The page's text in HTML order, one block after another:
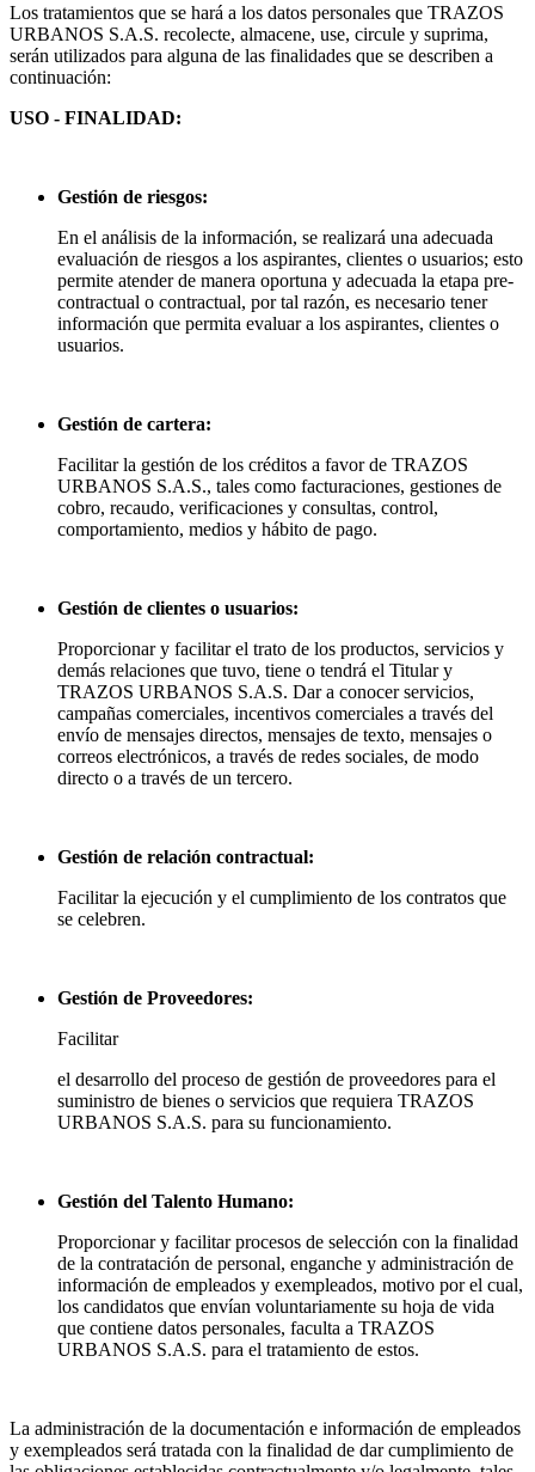
Los tratamientos que se hará a los datos personales que TRAZOS
URBANOS S.A.S. recolecte, almacene, use, circule y suprima,
serán utilizados para alguna de las finalidades que se describen a
continuación:
USO - FINALIDAD:
Gestión de riesgos:
En el análisis de la información, se realizará una adecuada
evaluación de riesgos a los aspirantes, clientes o usuarios; esto
permite atender de manera oportuna y adecuada la etapa pre-
contractual o contractual, por tal razón, es necesario tener
información que permita evaluar a los aspirantes, clientes o
usuarios.
Gestión de cartera:
Facilitar la gestión de los créditos a favor de TRAZOS
URBANOS S.A.S., tales como facturaciones, gestiones de
cobro, recaudo, verificaciones y consultas, control,
comportamiento, medios y hábito de pago.
Gestión de clientes o usuarios:
Proporcionar y facilitar el trato de los productos, servicios y
demás relaciones que tuvo, tiene o tendrá el Titular y
TRAZOS URBANOS S.A.S. Dar a conocer servicios,
campañas comerciales, incentivos comerciales a través del
envío de mensajes directos, mensajes de texto, mensajes o
correos electrónicos, a través de redes sociales, de modo
directo o a través de un tercero.
Gestión de relación contractual:
Facilitar la ejecución y el cumplimiento de los contratos que
se celebren.
Gestión de Proveedores:
Facilitar
el desarrollo del proceso de gestión de proveedores para el
suministro de bienes o servicios que requiera TRAZOS
URBANOS S.A.S. para su funcionamiento.
Gestión del Talento Humano:
Proporcionar y facilitar procesos de selección con la finalidad
de la contratación de personal, enganche y administración de
información de empleados y exempleados, motivo por el cual,
los candidatos que envían voluntariamente su hoja de vida
que contiene datos personales, faculta a TRAZOS
URBANOS S.A.S. para el tratamiento de estos.
La administración de la documentación e información de empleados
y exempleados será tratada con la finalidad de dar cumplimiento de